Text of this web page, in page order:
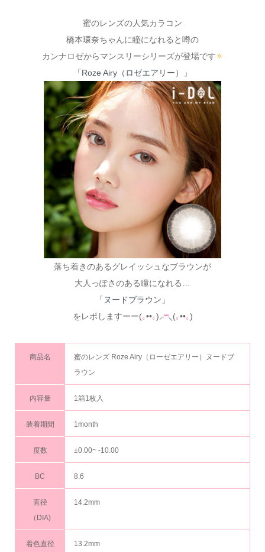
蜜のレンズの人気カラコン
橋本環奈ちゃんに瞳になれると噂の
カンナロゼからマンスリーシリーズが登場です✧
「Roze Airy（ロゼエアリー）」
落ち着きのあるグレイッシュなブラウンが
大人っぽさのある瞳になれる…
「ヌードブラウン」
をレポしますーー(｡••｡)⸝ෆ⃛⸜(｡••｡)
商品名
蜜のレンズ Roze Airy（ローゼエアリー）ヌードブ
ラウン
内容量 1箱1枚入
装着期間 1month
度数 ±0.00~ -10.00
BC 8.6
直径
（DIA)
14.2mm
着色直径 13.2mm